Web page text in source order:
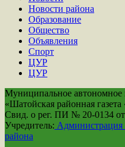
Новости района
Образование
Общество
Объявления
Спорт
ЦУР
ЦУР
Муниципальное автономное
«Шатойская районная
Свид. о рег. ПИ № 20-0134 от
Учредитель:
района